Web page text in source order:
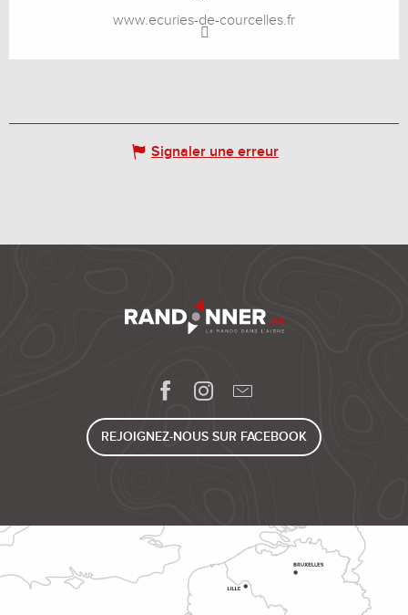
www.ecuries-de-courcelles.fr
Signaler une erreur
REJOIGNEZ-NOUS SUR FACEBOOK